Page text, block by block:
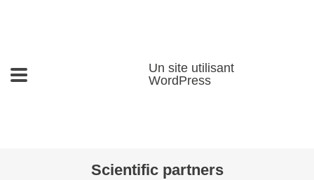
Un site utilisant
WordPress
Scientific partners